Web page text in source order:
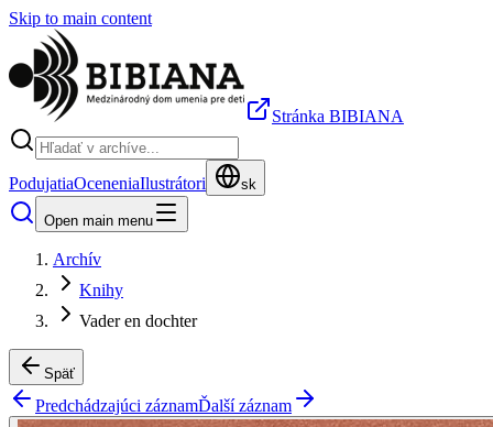
Skip to main content
Stránka BIBIANA
PodujatiaOceneniaIlustrátori sk
Open main menu
Archív
Knihy
Vader en dochter
Späť
Predchádzajúci záznamĎalší záznam